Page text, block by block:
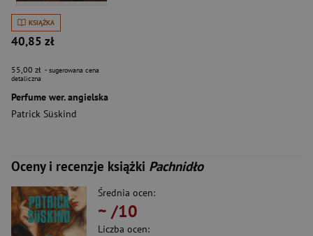
KSIĄŻKA
40,85 zł
55,00 zł - sugerowana cena
detaliczna
Perfume wer. angielska
Patrick Süskind
Oceny i recenzje książki Pachnidło
Średnia ocen:
~ /10
Liczba ocen: